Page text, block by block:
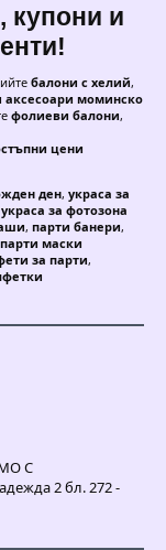
купони и
балони с хелий,
аксесоари моминско
фолиеви балони,
цени
ден, украса за
украса за фотозона
, парти банери,
парти маски
за парти,
С
2 бл. 272 -